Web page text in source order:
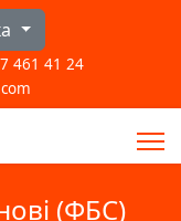
мову
461 41 24
(ФБС)